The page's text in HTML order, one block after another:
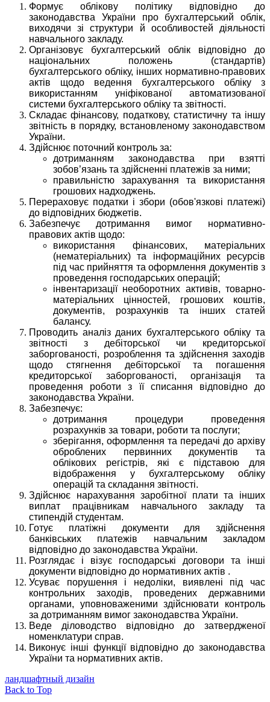
Формує облікову політику відповідно до
законодавства України про бухгалтерський облік,
виходячи зі структури й особливостей діяльності
навчального закладу.
Організовує бухгалтерський облік відповідно до
національних положень (стандартів)
бухгалтерського обліку, інших нормативно-правових
актів щодо ведення бухгалтерського обліку з
використанням уніфікованої автоматизованої
системи бухгалтерського обліку та звітності.
Складає фінансову, податкову, статистичну та іншу
звітність в порядку, встановленому законодавством
України.
Здійснює поточний контроль за:
дотриманням законодавства при взятті
зобов’язань та здійсненні платежів за ними;
правильністю зарахування та використання
грошових надходжень.
Перераховує податки і збори (обов'язкові платежі)
до відповідних бюджетів.
Забезпечує дотримання вимог нормативно-
правових актів щодо:
використання фінансових, матеріальних
(нематеріальних) та інформаційних ресурсів
під час прийняття та оформлення документів з
проведення господарських операцій;
інвентаризації необоротних активів, товарно-
матеріальних цінностей, грошових коштів,
документів, розрахунків та інших статей
балансу.
Проводить аналіз даних бухгалтерського обліку та
звітності з дебіторської чи кредиторської
заборгованості, розроблення та здійснення заходів
щодо стягнення дебіторської та погашення
кредиторської заборгованості, організація та
проведення роботи з її списання відповідно до
законодавства України.
Забезпечує:
дотримання процедури проведення
розрахунків за товари, роботи та послуги;
зберігання, оформлення та передачі до архіву
оброблених первинних документів та
облікових регістрів, які є підставою для
відображення у бухгалтерському обліку
операцій та складання звітності.
Здійснює нарахування заробітної плати та інших
виплат працівникам навчального закладу та
стипендій студентам.
Готує платіжні документи для здійснення
банківських платежів навчальним закладом
відповідно до законодавства України.
Розглядає і візує господарські договори та інші
документи відповідно до нормативних актів .
Усуває порушення і недоліки, виявлені під час
контрольних заходів, проведених державними
органами, уповноваженими здійснювати контроль
за дотриманням вимог законодавства України.
Веде діловодство відповідно до затвердженої
номенклатури справ.
Виконує інші функції відповідно до законодавства
України та нормативних актів.
ландшафтный дизайн
Back to Top